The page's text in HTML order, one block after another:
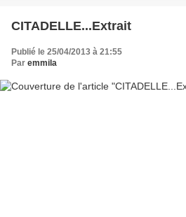
CITADELLE...Extrait
Publié le 25/04/2013 à 21:55
Par emmila